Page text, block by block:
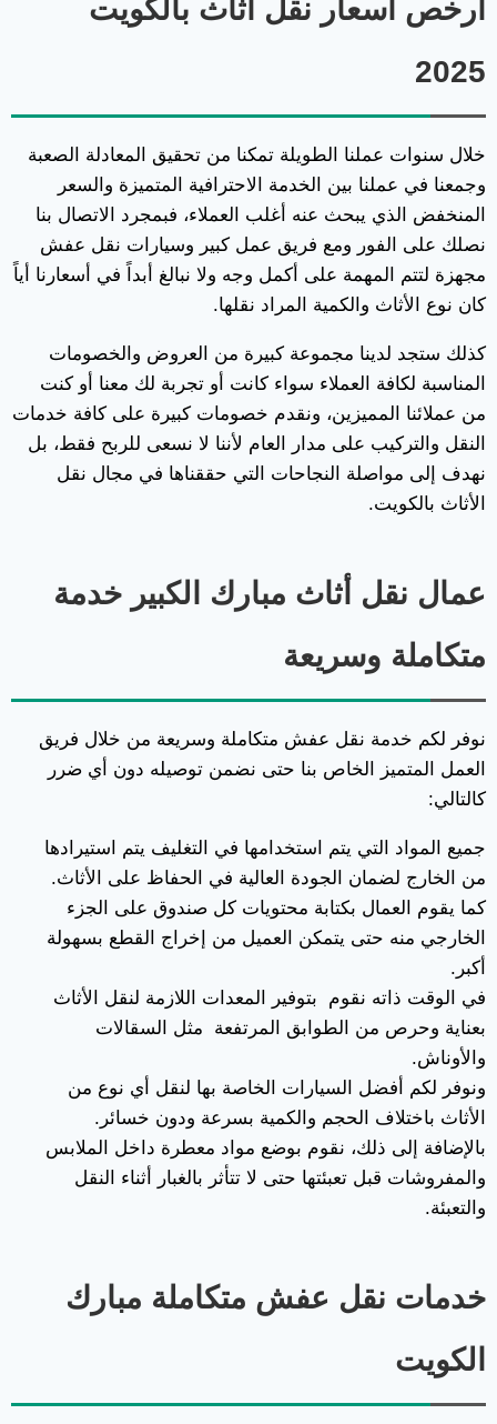
ارخص اسعار نقل اثاث بالكويت
2025
خلال سنوات عملنا الطويلة تمكنا من تحقيق المعادلة الصعبة
وجمعنا في عملنا بين الخدمة الاحترافية المتميزة والسعر
المنخفض الذي يبحث عنه أغلب العملاء، فبمجرد الاتصال بنا
نصلك على الفور ومع فريق عمل كبير وسيارات نقل عفش
مجهزة لتتم المهمة على أكمل وجه ولا نبالغ أبداً في أسعارنا أياً
كان نوع الأثاث والكمية المراد نقلها.
كذلك ستجد لدينا مجموعة كبيرة من العروض والخصومات
المناسبة لكافة العملاء سواء كانت أو تجربة لك معنا أو كنت
من عملائنا المميزين، ونقدم خصومات كبيرة على كافة خدمات
النقل والتركيب على مدار العام لأننا لا نسعى للربح فقط، بل
نهدف إلى مواصلة النجاحات التي حققناها في مجال نقل
الأثاث بالكويت.
عمال نقل أثاث مبارك الكبير خدمة
متكاملة وسريعة
نوفر لكم خدمة نقل عفش متكاملة وسريعة من خلال فريق
العمل المتميز الخاص بنا حتى نضمن توصيله دون أي ضرر
كالتالي:
جميع المواد التي يتم استخدامها في التغليف يتم استيرادها
من الخارج لضمان الجودة العالية في الحفاظ على الأثاث.
كما يقوم العمال بكتابة محتويات كل صندوق على الجزء
الخارجي منه حتى يتمكن العميل من إخراج القطع بسهولة
أكبر.
في الوقت ذاته نقوم بتوفير المعدات اللازمة لنقل الأثاث
بعناية وحرص من الطوابق المرتفعة مثل السقالات
والأوناش.
ونوفر لكم أفضل السيارات الخاصة بها لنقل أي نوع من
الأثاث باختلاف الحجم والكمية بسرعة ودون خسائر.
بالإضافة إلى ذلك، نقوم بوضع مواد معطرة داخل الملابس
والمفروشات قبل تعبئتها حتى لا تتأثر بالغبار أثناء النقل
والتعبئة.
خدمات نقل عفش متكاملة مبارك
الكويت